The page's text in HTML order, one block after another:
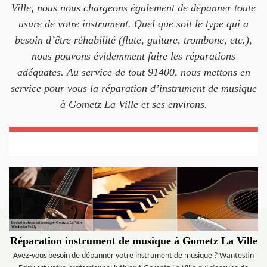
Ville, nous nous chargeons également de dépanner toute
usure de votre instrument. Quel que soit le type qui a
besoin d’être réhabilité (flute, guitare, trombone, etc.),
nous pouvons évidemment faire les réparations
adéquates. Au service de tout 91400, nous mettons en
service pour vous la réparation d’instrument de musique
à Gometz La Ville et ses environs.
Réparation instrument de musique à Gometz La Ville
Avez-vous besoin de dépanner votre instrument de musique ? Wantestin